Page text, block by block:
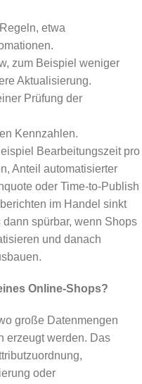
etwa
zum Beispiel weniger
Aktualisierung.
Prüfung der
Kennzahlen.
Bearbeitungszeit pro
Anteil automatisierter
oder Time-to-Publish
im Handel sinkt
spürbar, wenn Shops
und danach
Online-Shops?
große Datenmengen
erzeugt werden. Das
oder